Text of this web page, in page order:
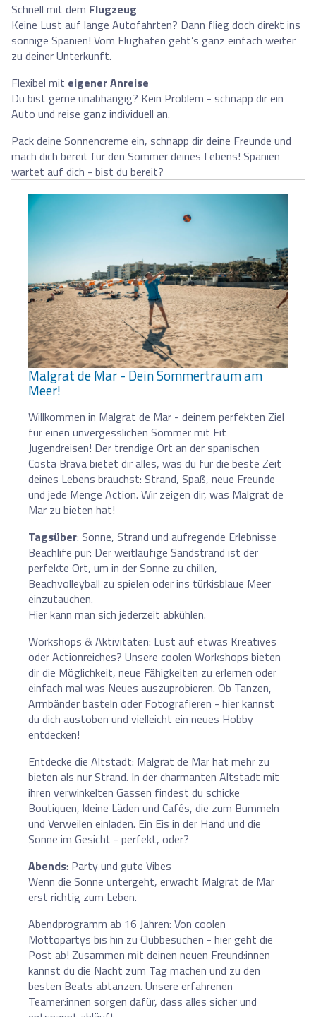
Schnell mit dem Flugzeug
Keine Lust auf lange Autofahrten? Dann flieg doch direkt ins
sonnige Spanien! Vom Flughafen geht’s ganz einfach weiter
zu deiner Unterkunft.
Flexibel mit eigener Anreise
Du bist gerne unabhängig? Kein Problem - schnapp dir ein
Auto und reise ganz individuell an.
Pack deine Sonnencreme ein, schnapp dir deine Freunde und
mach dich bereit für den Sommer deines Lebens! Spanien
wartet auf dich - bist du bereit?
Malgrat de Mar - Dein Sommertraum am
Meer!
Willkommen in Malgrat de Mar - deinem perfekten Ziel
für einen unvergesslichen Sommer mit Fit
Jugendreisen! Der trendige Ort an der spanischen
Costa Brava bietet dir alles, was du für die beste Zeit
deines Lebens brauchst: Strand, Spaß, neue Freunde
und jede Menge Action. Wir zeigen dir, was Malgrat de
Mar zu bieten hat!
Tagsüber: Sonne, Strand und aufregende Erlebnisse
Beachlife pur: Der weitläufige Sandstrand ist der
perfekte Ort, um in der Sonne zu chillen,
Beachvolleyball zu spielen oder ins türkisblaue Meer
einzutauchen.
Hier kann man sich jederzeit abkühlen.
Workshops & Aktivitäten: Lust auf etwas Kreatives
oder Actionreiches? Unsere coolen Workshops bieten
dir die Möglichkeit, neue Fähigkeiten zu erlernen oder
einfach mal was Neues auszuprobieren. Ob Tanzen,
Armbänder basteln oder Fotografieren - hier kannst
du dich austoben und vielleicht ein neues Hobby
entdecken!
Entdecke die Altstadt: Malgrat de Mar hat mehr zu
bieten als nur Strand. In der charmanten Altstadt mit
ihren verwinkelten Gassen findest du schicke
Boutiquen, kleine Läden und Cafés, die zum Bummeln
und Verweilen einladen. Ein Eis in der Hand und die
Sonne im Gesicht - perfekt, oder?
Abends: Party und gute Vibes
Wenn die Sonne untergeht, erwacht Malgrat de Mar
erst richtig zum Leben.
Abendprogramm ab 16 Jahren: Von coolen
Mottopartys bis hin zu Clubbesuchen - hier geht die
Post ab! Zusammen mit deinen neuen Freund:innen
kannst du die Nacht zum Tag machen und zu den
besten Beats abtanzen. Unsere erfahrenen
Teamer:innen sorgen dafür, dass alles sicher und